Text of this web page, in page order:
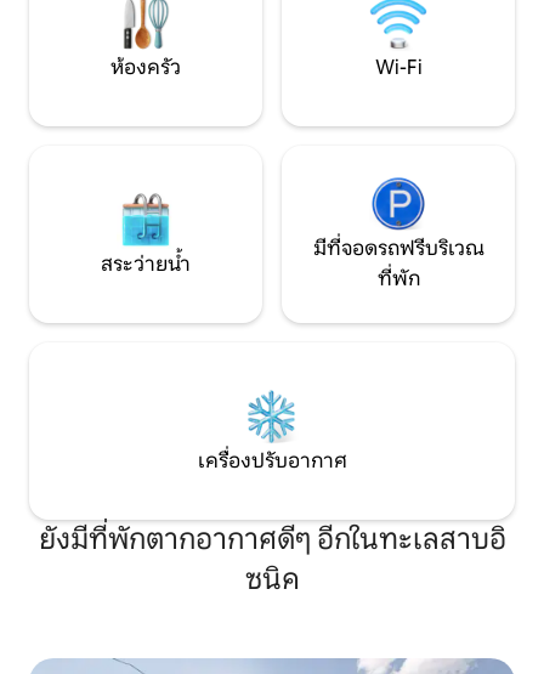
ห้องครัว Wi-Fi
สระว่ายน้ำ
มีที่จอดรถฟรีบริเวณ
ที่พัก
เครื่องปรับอากาศ
ยังมีที่พักตากอากาศดีๆ อีกในทะเลสาบอิ
ซนิค